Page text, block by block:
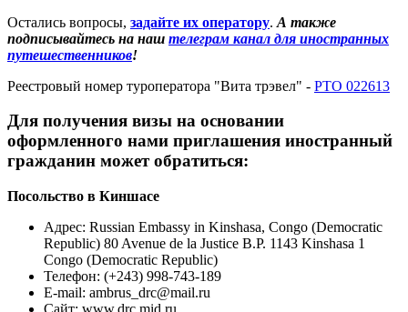
Остались вопросы, задайте их оператору. А также
подписывайтесь на наш телеграм канал для иностранных
путешественников!
Реестровый номер туроператора "Вита трэвел" - РТО 022613
Для получения визы на основании
оформленного нами приглашения иностранный
гражданин может обратиться:
Посольство в Киншасе
Адрес: Russian Embassy in Kinshasa, Congo (Democratic
Republic) 80 Avenue de la Justice B.P. 1143 Kinshasa 1
Congo (Democratic Republic)
Телефон: (+243) 998-743-189
E-mail: ambrus_drc@mail.ru
Сайт: www.drc.mid.ru